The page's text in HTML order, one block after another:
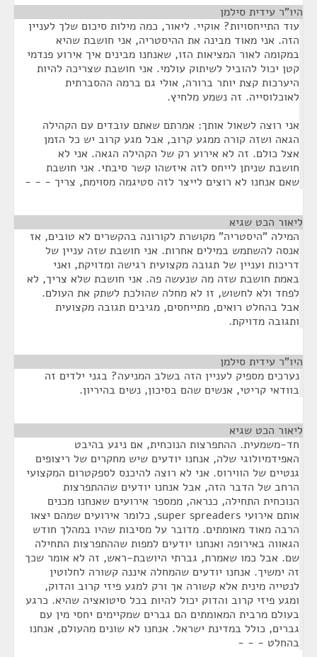
היו"ר עידית סילמן
עוד התייחסויות? אוקיי. ליאור, כמה מילות סיכום שלך לעניין
הזה. אני מאוד מבינה את ההיסטריה, אני חושבת שהיא
במקומה לאור המציאות הזו, שאנחנו מבינים איך אירוע פנדמי
קטן יכול להוביל לשיתוק עולמי. אני חושבת שצריכה להיות
היערכות קצת יותר ברורה, אולי גם ברמה ההסברתית
לאוכלוסייה. זה נשמע מלחיץ.
אני רוצה לשאול אותך: אמרתם שאתם עובדים עם הקהילה
הגאה ושזה קורה ממגע קרוב, אבל מגע קרוב יש כל הזמן
אצל כולם. זה לא אירוע רק של הקהילה הגאה. אני לא
חושבת שניתן לייחס לזה איזשהו קשר סיבתי. אני חושבת
שאם אנחנו לא רוצים לייצר לזה סטיגמה מסוימת, צריך - - -
ליאור הכט שגיא
המילה "היסטריה" מקושרת לקורונה בהקשרים לא טובים, אז
אנסה להשתמש במילים אחרות. אני חושבת שזה עניין של
דריכות ועניין של תגובה מקצועית רגישה ומדויקת, ואני
באמת חושבת שזה מה שנעשה פה. אני חושבת שלא צריך, לא
לפחד ולא לחשוש, זו לא מחלה שהולכת לשתק את העולם.
אבל בהחלט רואים, מתייחסים, מגיבים תגובה מקצועית
ותגובה מדויקת.
היו"ר עידית סילמן
נערכים מספיק לעניין הזה בשלב המניעה? בגני ילדים זה
בוודאי קריטי, אנשים שהם בסיכון, נשים בהיריון.
ליאור הכט שגיא
חד-משמעית. ההתפרצות הנוכחית, אם ניגע בהיבט
האפידמיולוגי שלה, אנחנו יודעים שיש מחקרים של ריצופים
גנטיים של הווירוס. אני לא רוצה להיכנס לספקטרום המקצועי
הרחב של הדבר הזה, אבל אנחנו יודעים שההתפרצות
הנוכחית התחילה, כנראה, ממספר אירועים שאנחנו מכנים
אותם אירועי super spreaders, כלומר אירועים שמהם יצאו
הרבה מאוד מאומתים. מדובר על מסיבות שהיו במהלך חודש
הגאווה באירופה ואנחנו יודעים למפות שההתפרצות התחילה
שם. אבל כמו שאמרת, גברתי היושבת-ראש, זה לא אומר שכך
זה ימשיך. אנחנו יודעים שהמחלה איננה קשורה לחלוטין
לנטייה מינית אלא קשורה אך ורק למגע פיזי קרוב והדוק,
ומגע פיזי קרוב והדוק יכול להיות בכל סיטואציה שהיא. כרגע
בעולם מרבית המאומתים הם גברים שמקיימים יחסי מין עם
גברים, כולל במדינת ישראל. אנחנו לא שונים מהעולם, אנחנו
בהחלט - - -